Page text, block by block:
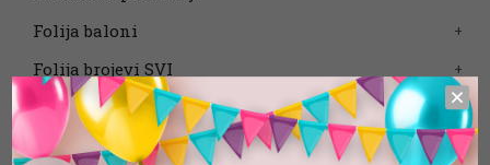
Folija baloni
Folija brojevi SVI
Lateks baloni
Oprema za dekoracije